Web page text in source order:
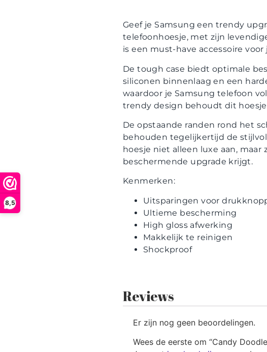
8,5
Geef je Samsung een trendy
telefoonhoesje, met zijn
is een must-have accessoire voor
De tough case biedt optimale
siliconen binnenlaag en een
waardoor je Samsung telefoon
trendy design behoudt dit
De opstaande randen rond het
behouden tegelijkertijd de
hoesje niet alleen luxe aan,
beschermende upgrade krijgt.
Kenmerken:
Uitsparingen voor
Ultieme bescherming
High gloss afwerking
Makkelijk te reinigen
Shockproof
Reviews
Er zijn nog geen beoordelingen.
Wees de eerste om “Candy